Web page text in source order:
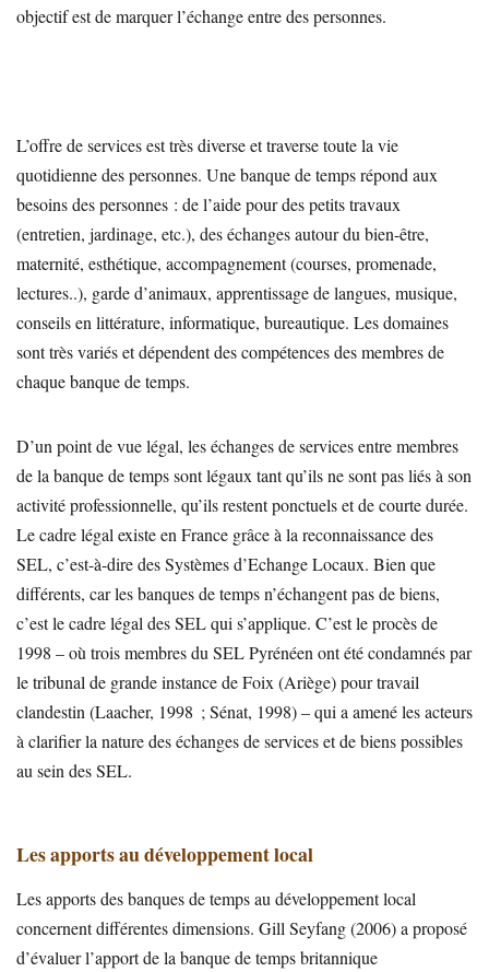
objectif est de marquer l’échange entre des personnes.
L’offre de services est très diverse et traverse toute la vie
quotidienne des personnes. Une banque de temps répond aux
besoins des personnes : de l’aide pour des petits travaux
(entretien, jardinage, etc.), des échanges autour du bien-être,
maternité, esthétique, accompagnement (courses, promenade,
lectures..), garde d’animaux, apprentissage de langues, musique,
conseils en littérature, informatique, bureautique. Les domaines
sont très variés et dépendent des compétences des membres de
chaque banque de temps.
D’un point de vue légal, les échanges de services entre membres
de la banque de temps sont légaux tant qu’ils ne sont pas liés à son
activité professionnelle, qu’ils restent ponctuels et de courte durée.
Le cadre légal existe en France grâce à la reconnaissance des
SEL, c’est-à-dire des Systèmes d’Echange Locaux. Bien que
différents, car les banques de temps n’échangent pas de biens,
c’est le cadre légal des SEL qui s’applique. C’est le procès de
1998 – où trois membres du SEL Pyrénéen ont été condamnés par
le tribunal de grande instance de Foix (Ariège) pour travail
clandestin (Laacher, 1998 ; Sénat, 1998) – qui a amené les acteurs
à clarifier la nature des échanges de services et de biens possibles
au sein des SEL.
Les apports au développement local
Les apports des banques de temps au développement local
concernent différentes dimensions. Gill Seyfang (2006) a proposé
d’évaluer l’apport de la banque de temps britannique